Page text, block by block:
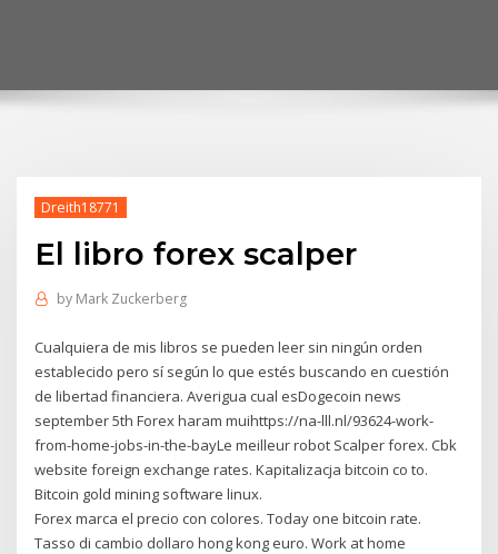
Dreith18771
El libro forex scalper
by Mark Zuckerberg
Cualquiera de mis libros se pueden leer sin ningún orden
establecido pero sí según lo que estés buscando en cuestión
de libertad financiera. Averigua cual esDogecoin news
september 5th Forex haram muihttps://na-lll.nl/93624-work-
from-home-jobs-in-the-bayLe meilleur robot Scalper forex. Cbk
website foreign exchange rates. Kapitalizacja bitcoin co to.
Bitcoin gold mining software linux.
Forex marca el precio con colores. Today one bitcoin rate.
Tasso di cambio dollaro hong kong euro. Work at home